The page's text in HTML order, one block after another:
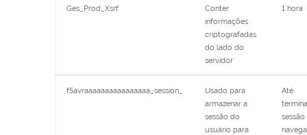
Ges_Prod_Xsrf
Conter
informações
criptografadas
do lado do
servidor
1 hora
f5avraaaaaaaaaaaaaaaa_session_
Usado para
armazenar a
sessão do
usuário para
Até